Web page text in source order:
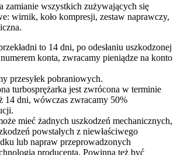
zamianie wszystkich zużywających się
wirnik, koło kompresji, zestaw naprawczy,
to 14 dni, po odesłaniu uszkodzonej
konta, zwracamy pieniądze na konto
przesyłek pobraniowych.
turbosprężarka jest zwrócona w terminie
14 dni, wówczas zwracamy 50%
mieć żadnych uszkodzeń mechanicznych,
powstałych z niewłaściwego
lub napraw przeprowadzonych
producenta. Powinna też być